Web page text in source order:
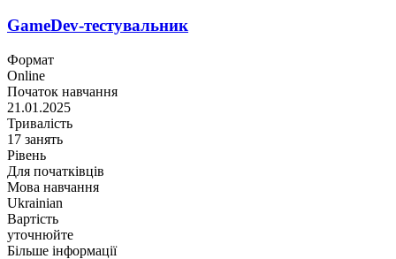
GameDev-тестувальник
Формат
Online
Початок навчання
21.01.2025
Тривалість
17 занять
Рівень
Для початківців
Мова навчання
Ukrainian
Вартість
уточнюйте
Більше інформації